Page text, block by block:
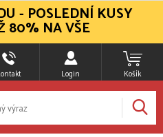
Login Košík
- POSLEDNÍ KUSY
80% NA VŠE